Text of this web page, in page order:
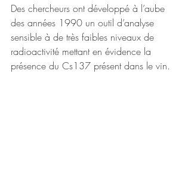
Des chercheurs ont développé à l’aube
des années 1990 un outil d’analyse
sensible à de très faibles niveaux de
radioactivité mettant en évidence la
présence du Cs137 présent dans le vin.